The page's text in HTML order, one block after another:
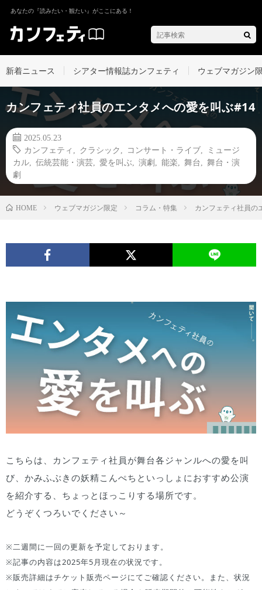
あなたの『読みたい・観たい』がここにある！
新着ニュース シアター情報誌カンフェティ ウェブマガジン
カンフェティ社員のエンタメへの愛を叫ぶ#14
2025.05.23
カンフェティ
クラシック コンサート・ライブ
ミュージ
カル
伝統芸能・演芸 愛を叫ぶ 演劇 能楽 舞台
舞台・演
劇
HOME ウェブマガジン限定 コラム・特集 カンフェティ社員の
こちらは、カンフェティ社員が舞台各ジャンルへの愛を叫
び、かみふぶきの妖精こんぺちといっしょにおすすめ公演
を紹介する、ちょっとほっこりする場所です。
どうぞくつろいでください～
※二週間に一回の更新を予定しております。
※記事の内容は2025年5月現在の状況です。
※販売詳細はチケット販売ページにてご確認ください。また、状況